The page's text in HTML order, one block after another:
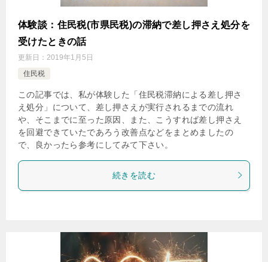
体験談：住民税(市県民税)の滞納で差し押さえ処分を
受けたときの話
更新日： 2019年1月5日
住民税
この記事では、私が体験した「住民税滞納による差し押さ
え処分」について、差し押さえが実行されるまでの流れ
や、そこまでに至った原因、また、こうすれば差し押さえ
を回避できていたであろう改善点などをまとめましたの
で、良かったら参考にしてみて下さい。
続きを読む